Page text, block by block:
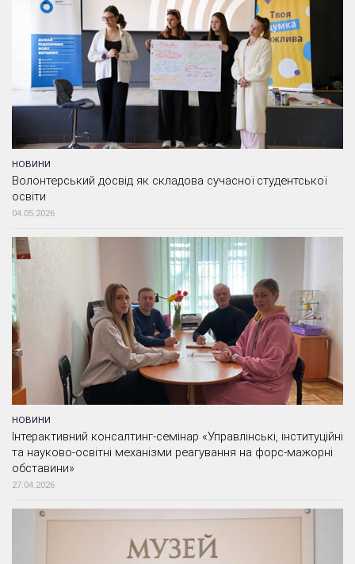
НОВИНИ
Волонтерський досвід як складова сучасної студентської
освіти
04.05.2026
НОВИНИ
Інтерактивний консалтинг-семінар «Управлінські, інституційні
та науково-освітні механізми реагування на форс-мажорні
обставини»
27.04.2026